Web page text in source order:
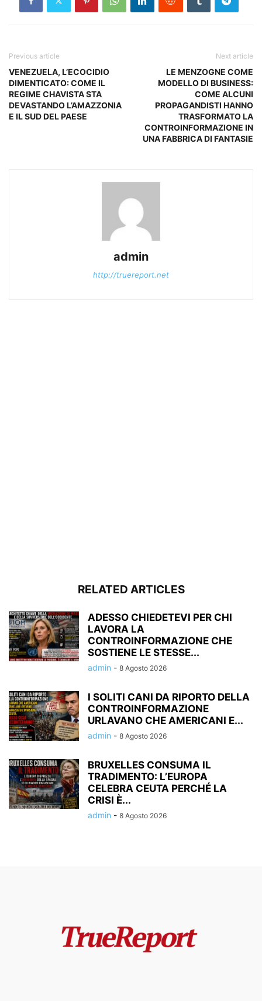
Previous article
VENEZUELA, L’ECOCIDIO
DIMENTICATO: COME IL
REGIME CHAVISTA STA
DEVASTANDO L’AMAZZONIA
E IL SUD DEL PAESE
Next article
LE MENZOGNE COME
MODELLO DI BUSINESS:
COME ALCUNI
PROPAGANDISTI HANNO
TRASFORMATO LA
CONTROINFORMAZIONE IN
UNA FABBRICA DI FANTASIE
admin
http://truereport.net
RELATED ARTICLES
ADESSO CHIEDETEVI PER CHI
LAVORA LA
CONTROINFORMAZIONE CHE
SOSTIENE LE STESSE...
admin - 8 Agosto 2026
I SOLITI CANI DA RIPORTO DELLA
CONTROINFORMAZIONE
URLAVANO CHE AMERICANI E...
admin - 8 Agosto 2026
BRUXELLES CONSUMA IL
TRADIMENTO: L’EUROPA
CELEBRA CEUTA PERCHÉ LA
CRISI È...
admin - 8 Agosto 2026